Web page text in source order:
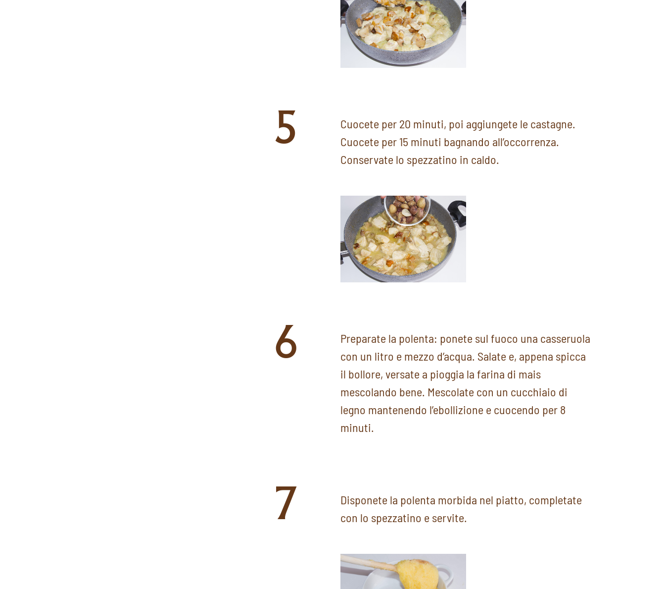
5
Cuocete per 20 minuti, poi aggiungete le castagne.
Cuocete per 15 minuti bagnando all’occorrenza.
Conservate lo spezzatino in caldo.
6
Preparate la polenta: ponete sul fuoco una casseruola
con un litro e mezzo d’acqua. Salate e, appena spicca
il bollore, versate a pioggia la farina di mais
mescolando bene. Mescolate con un cucchiaio di
legno mantenendo l’ebollizione e cuocendo per 8
minuti.
7
Disponete la polenta morbida nel piatto, completate
con lo spezzatino e servite.